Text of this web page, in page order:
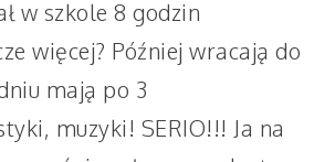
w szkole 8 godzin
więcej? Później wracają do
mają po 3
muzyki! SERIO!!! Ja na